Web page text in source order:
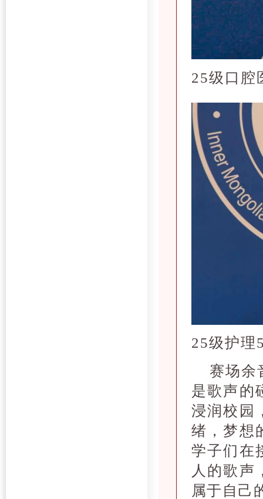
25级 口腔
25级护
赛场余
是歌声的
浸润校园
绪，梦想
学子们在
人的歌声
属于自己